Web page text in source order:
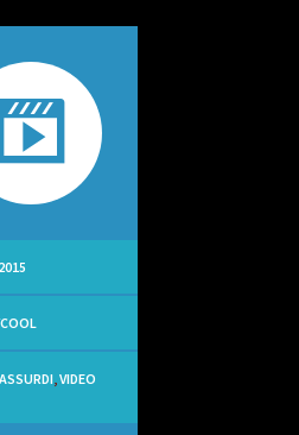
VIDEO